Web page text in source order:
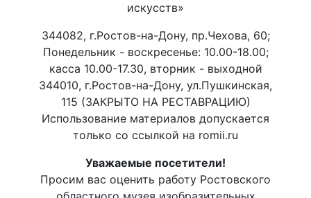
искусств»
344082, г.Ростов-на-Дону, пр.Чехова, 60;
Понедельник - воскресенье: 10.00-18.00;
касса 10.00-17.30, вторник - выходной
344010, г.Ростов-на-Дону, ул.Пушкинская,
115 (ЗАКРЫТО НА РЕСТАВРАЦИЮ)
Использование материалов допускается
только со ссылкой на romii.ru
Уважаемые посетители!
Просим вас оценить работу Ростовского